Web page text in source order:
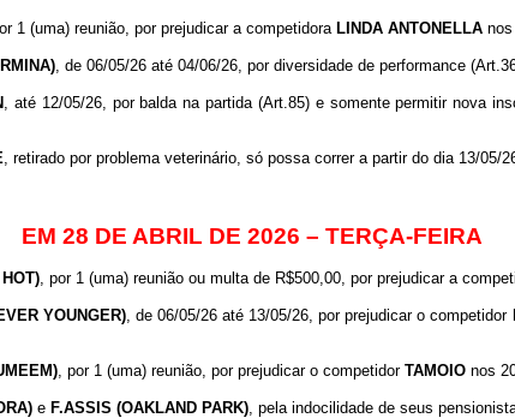
1 (uma) reunião, por prejudicar a competidora LINDA ANTONELLA
, de 06/05/26 até 04/06/26, por diversidade de performance
, até 12/05/26, por balda na partida (Art.85) e somente permitir nova
, retirado por problema veterinário, só possa correr a partir do dia 13/05/
EM 28 DE ABRIL DE 2026 – TERÇA-FEIRA
, por 1 (uma) reunião ou multa de R$500,00, por prejudicar a
YOUNGER), de 06/05/26 até 13/05/26, por prejudicar o competidor
, por 1 (uma) reunião, por prejudicar o competidor TAMOIO nos
e F.ASSIS (OAKLAND PARK) , pela indocilidade de seus